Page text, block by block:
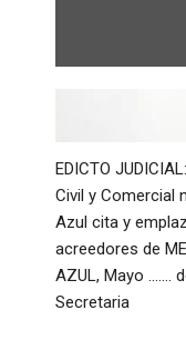
EDICTO
Civil y Comercial
Azul cita y
acreedores de
AZUL, Mayo …….
Secretaria